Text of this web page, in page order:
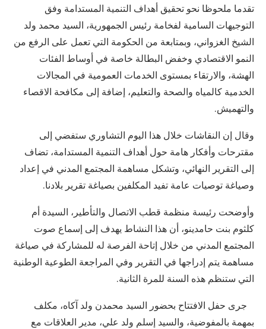
تقدما ملحوظا نحو تحقيق أهداف التنمية المستدامة وفق
التوجيهات السامية لفخامة رئيس الجمهورية، السيد محمد ولد
الشيخ الغزواني، وبمتابعة من الحكومة التي تعمل على الرفع من
النمو الاقتصادي وخفض البطالة خاصة في أوساط الفئات
الهشة، والارتقاء بمستوى الخدمات العمومية في المجالات
الخدمية كالمياه والصحة والتعليم، إضافة إلى مكافحة الاقصاء
والتهميش.
وقال إن النقاشات خلال هذا اليوم التشاوري ستفضي إلى
مقترحات وأفكار هامة حول أهداف التنمية المستدامة، تضاف
إلى التقرير النهائي، وتشكل مساهمة المجتمع المدني في إعداد
وصياغة توصيات عامة تفيد المكلفين بصياغة تقرير بلادنا.
وأوضحت رئيسة منظمة قطب الاتصال والتأطير، السيدة أم
كلثوم بنت حامدينو، أن هذا النشاط يهدف إلى إسماع صوت
المجتمع المدني من خلال إتاحة الفرصة له للمشاركة في صياغة
مساهمة يتم إدراجها في التقرير وفي المراجعة الطوعية الوطنية
التي ستنظم هذه السنة للمرة الثانية.
جرى حفل الافتتاح بحضور السيد محمدن ولد آكاه، مكلف
بمهمة بالمفوضية، والسيد إسلم ولد علي، مدير العلاقات مع